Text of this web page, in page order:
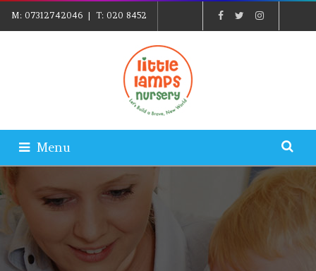
M: 07312742046| T: 020 8452
EXPLORE@LITTLELAMPSNURSERY.CO.UK
Menu